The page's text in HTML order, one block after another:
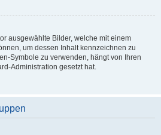
ausgewählte Bilder, welche mit einem
um dessen Inhalt kennzeichnen zu
Symbole zu verwenden, hängt von Ihren
Administration gesetzt hat.